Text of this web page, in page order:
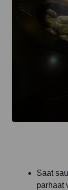
Saat
parhaat